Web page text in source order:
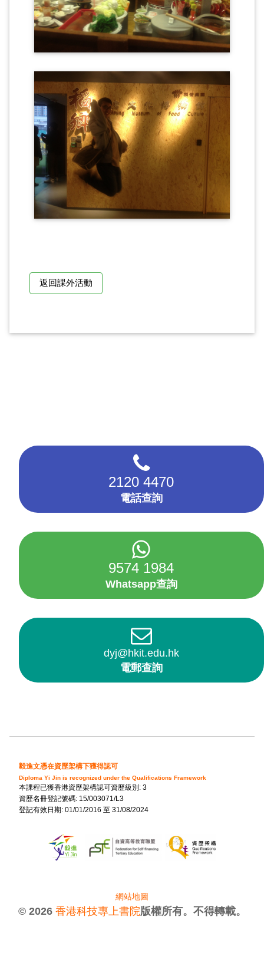
返回課外活動
2120 4470
電話查詢
9574 1984
Whatsapp查詢
dyj@hkit.edu.hk
電郵查詢
毅進文憑在資歷架構下獲得認可
Diploma Yi Jin is recognized under the Qualifications Framework
本課程已獲香港資歷架構認可資歷級別: 3
資歷名冊登記號碼: 15/003071/L3
登記有效日期: 01/01/2016 至 31/08/2024
網站地圖
© 2026 香港科技專上書院版權所有。不得轉載。